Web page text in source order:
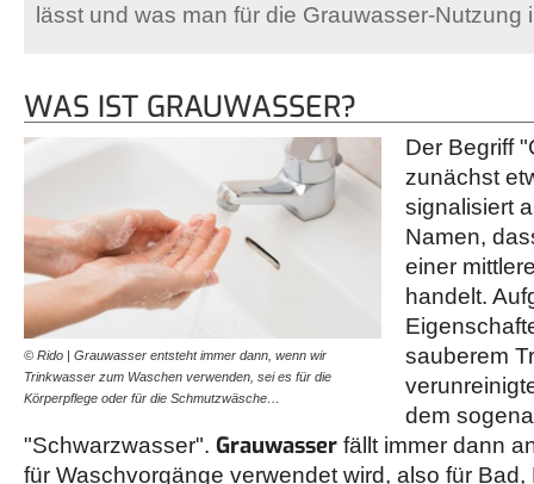
lässt und was man für die Grauwasser-Nutzung
WAS IST GRAUWASSER?
© Rido | Grauwasser entsteht immer dann, wenn wir
Trinkwasser zum Waschen verwenden, sei es für die
Körperpflege oder für die Schmutzwäsche…
Der Begriff
zunächst
signalisiert
Namen,
einer
handelt.
sauberem
dem
"Schwarzwasser". Grauwasser fällt immer dann
für Waschvorgänge verwendet wird, also für